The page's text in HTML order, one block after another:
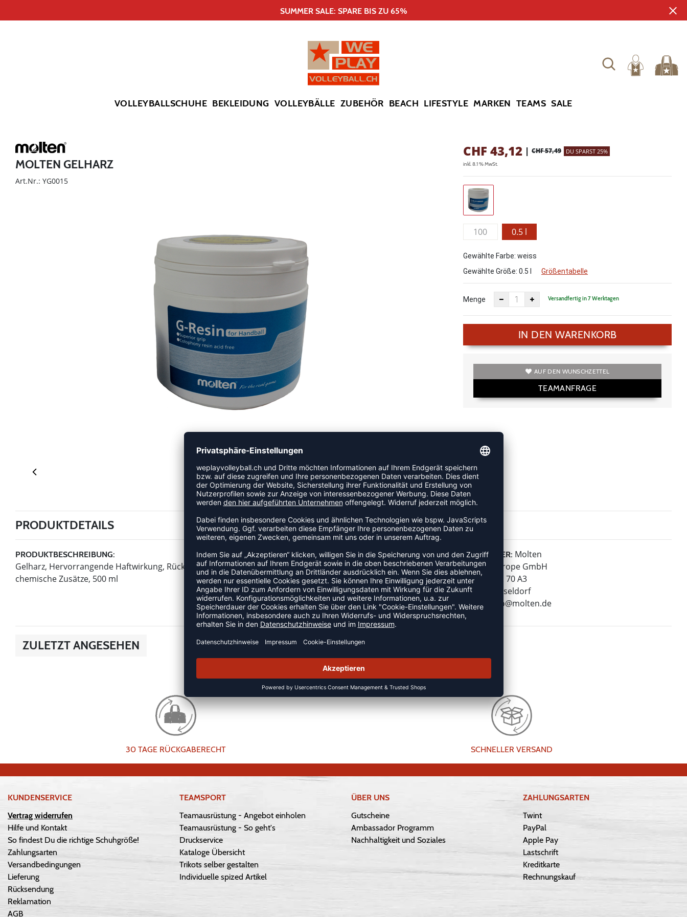
SUMMER SALE: SPARE BIS ZU 65%
VOLLEYBALLSCHUHE BEKLEIDUNG VOLLEYBÄLLE ZUBEHÖR BEACH LIFESTYLE MARKEN TEAMS SALE
MOLTEN GELHARZ
Art.Nr.: YG0015
CHF 43,12 | CHF 57,49 DU SPARST 25%
inkl. 8.1 % MwSt.
100 0.5 l
Gewählte Farbe: weiss
Gewählte Größe: 0.5 l Größentabelle
Menge Versandfertig in 7 Werktagen
IN DEN WARENKORB
AUF DEN WUNSCHZETTEL
TEAMANFRAGE
PRODUKTDETAILS
PRODUKTBESCHREIBUNG:
Gelharz, Hervorrangende Haftwirkung, Rückstandsfrei vom Hallenboden entfernbar, Leicht löslich, Ohne
chemische Zusätze, 500 ml
HERSTELLER: Molten
Molten Europe GmbH
Wiesenstr. 70 A3
40549 Düsseldorf
E-Mail:
info@molten.de
ZULETZT ANGESEHEN
30 TAGE RÜCKGABERECHT SCHNELLER VERSAND
KUNDENSERVICE
Vertrag widerrufen
Hilfe und Kontakt
So findest Du die richtige Schuhgröße!
Zahlungsarten
Versandbedingungen
Lieferung
Rücksendung
Reklamation
AGB
TEAMSPORT
Teamausrüstung - Angebot einholen
Teamausrüstung - So geht's
Druckservice
Kataloge Übersicht
Trikots selber gestalten
Individuelle spized Artikel
ÜBER UNS
Gutscheine
Ambassador Programm
Nachhaltigkeit und Soziales
ZAHLUNGSARTEN
Twint
PayPal
Apple Pay
Lastschrift
Kreditkarte
Rechnungskauf